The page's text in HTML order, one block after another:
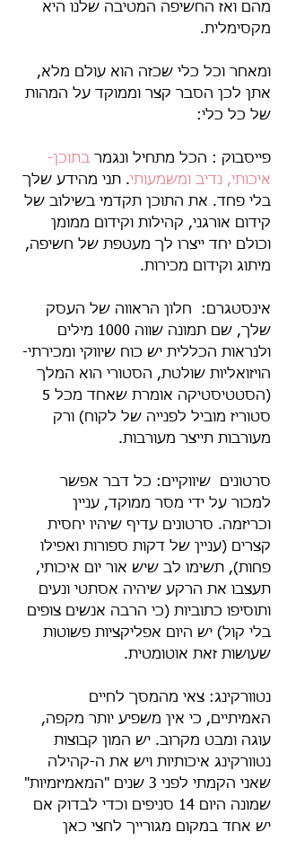
מהם ואז החשיפה המטיבה שלנו היא
מקסימלית.
ומאחר וכל כלי שכזה הוא עולם מלא,
אתן לכן הסבר קצר וממוקד על המהות
של כל כלי:
פייסבוק : הכל מתחיל ונגמר בתוכן-
איכותי, נדיב ומשמעותי. תני מהידע שלך
בלי פחד. את התוכן תקדמי בשילוב של
קידום אורגני, קהילות וקידום ממומן
וכולם יחד ייצרו לך מעטפת של חשיפה,
מיתוג וקידום מכירות.
אינסטגרם:  חלון הראווה של העסק
שלך, שם תמונה שווה 1000 מילים
ולנראות הכללית יש כוח שיווקי ומכירתי-
הויזואליות שולטת, הסטורי הוא המלך
סטוריז מוביל לפנייה של לקוח) ורק
מעורבות תייצר מעורבות.
סרטונים  שיווקיים: כל דבר אפשר
למכור על ידי מסר ממוקד, עניין
וכריזמה. סרטונים עדיף שיהיו יחסית
קצרים (עניין של דקות ספורות ואפילו
פחות), תשימו לב שיש אור יום איכותי,
תעצבו את הרקע שיהיה אסתטי ונעים
ותוסיפו כתוביות (כי הרבה אנשים צופים
בלי קול) יש היום אפליקציות פשוטות
שעושות זאת אוטומטית.
נטוורקינג: צאי מהמסך לחיים
האמיתיים, כי אין משפיע יותר מקפה,
עוגה ומבט מקרוב. יש המון קבוצות
נטוורקינג איכותיות ויש את ה-קהילה
שאני הקמתי לפני 3 שנים "המאמיזמיות"
שמונה היום 14 סניפים וכדי לבדוק אם
יש אחד במקום מגורייך לחצי כאן